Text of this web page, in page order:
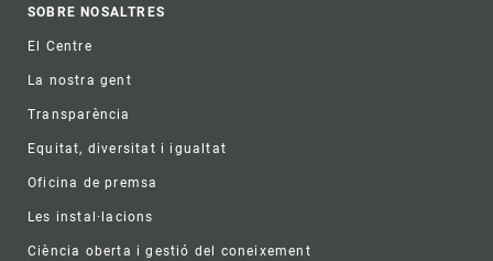
Footer
SOBRE NOSALTRES
El Centre
La nostra gent
Transparència
Equitat, diversitat i igualtat
Oficina de premsa
Les instal·lacions
Ciència oberta i gestió del coneixement